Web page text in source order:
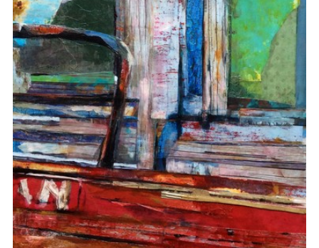
Date